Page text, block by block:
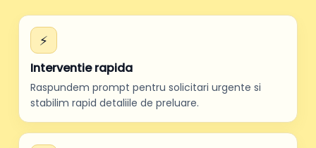
⚡
Interventie rapida
Raspundem prompt pentru solicitari urgente si
stabilim rapid detaliile de preluare.